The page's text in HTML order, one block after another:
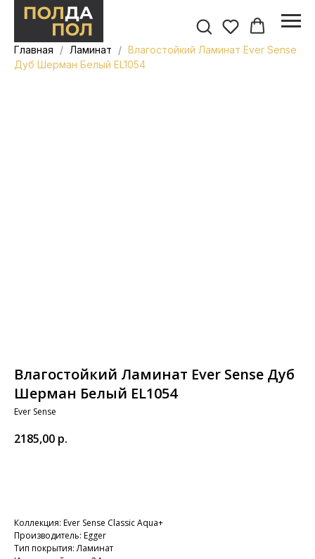
Главная Ламинат
Влагостойкий Ламинат Ever Sense
Дуб Шерман Белый EL1054
Влагостойкий Ламинат Ever Sense Дуб
Шерман Белый EL1054
Ever Sense
2185,00 р.
Коллекция: Ever Sense Classic Aqua+
Производитель: Egger
Тип покрытия: Ламинат